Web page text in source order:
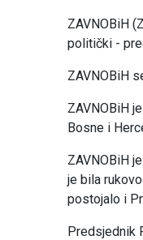
ZAVNOBiH
politički -
ZAVNOBiH
ZAVNOBiH
Bosne i
ZAVNOBiH
je bila
postojalo i
Predsjednik